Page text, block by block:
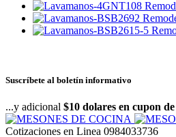
Suscríbete al boletín informativo
...y adicional $10 dolares en cupon
Cotizaciones en Linea 0984033736